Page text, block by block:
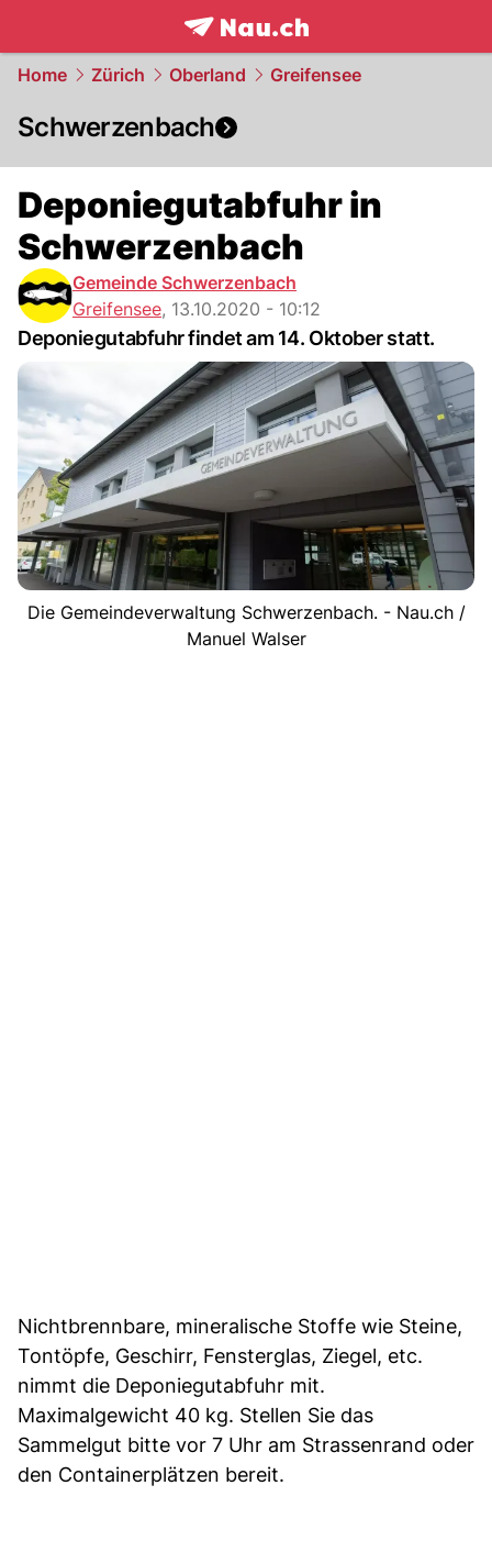
frontpage.NAU.ch
Home Zürich Oberland Greifensee
Schwerzenbach
Deponiegutabfuhr in
Schwerzenbach
Gemeinde Schwerzenbach
Greifensee, 13.10.2020 - 10:12
Deponiegutabfuhr findet am 14. Oktober statt.
Die Gemeindeverwaltung Schwerzenbach. - Nau.ch /
Manuel Walser
Nichtbrennbare, mineralische Stoffe wie Steine,
Tontöpfe, Geschirr, Fensterglas, Ziegel, etc.
nimmt die Deponiegutabfuhr mit.
Maximalgewicht 40 kg. Stellen Sie das
Sammelgut bitte vor 7 Uhr am Strassenrand oder
den Containerplätzen bereit.